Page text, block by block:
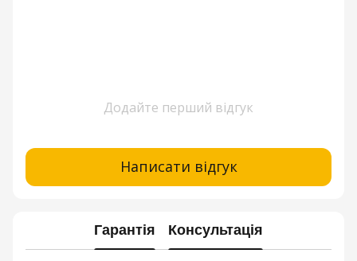
Додайте перший відгук
Написати відгук
Гарантія Консультація